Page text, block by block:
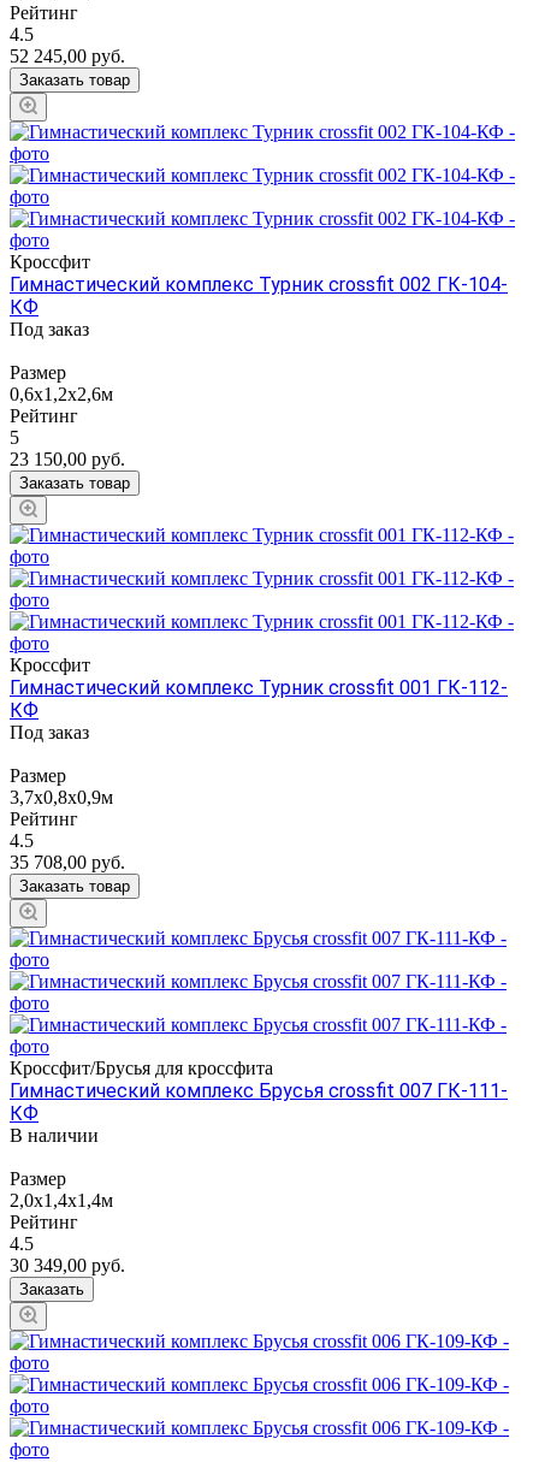
Рейтинг
4.5
52 245,00 руб.
Заказать товар
Кроссфит
Гимнастический комплекс Турник crossfit 002 ГК-104-
КФ
Под заказ
Размер
0,6х1,2х2,6м
Рейтинг
5
23 150,00 руб.
Заказать товар
Кроссфит
Гимнастический комплекс Турник crossfit 001 ГК-112-
КФ
Под заказ
Размер
3,7х0,8х0,9м
Рейтинг
4.5
35 708,00 руб.
Заказать товар
Кроссфит/Брусья для кроссфита
Гимнастический комплекс Брусья crossfit 007 ГК-111-
КФ
В наличии
Размер
2,0х1,4х1,4м
Рейтинг
4.5
30 349,00 руб.
Заказать